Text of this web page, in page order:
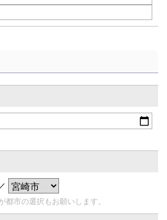
市の選択もお願いします。